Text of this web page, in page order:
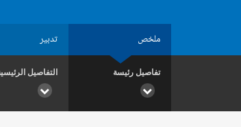
ملخص تدبير
تفاصيل رئيسة التفاصيل